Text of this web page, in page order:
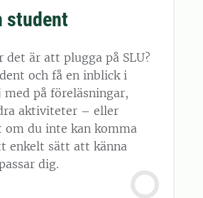
student
det är att plugga på SLU?
och få en inblick i
med på föreläsningar,
aktiviteter – eller
du inte kan komma
enkelt sätt att känna
dig.